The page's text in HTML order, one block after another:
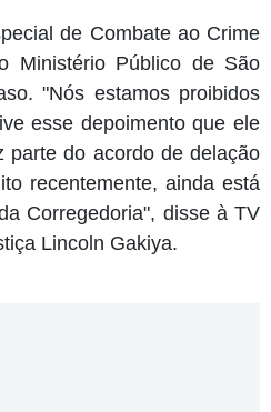
de Combate ao Crime
Ministério Público de São
"Nós estamos proibidos
esse depoimento que ele
parte do acordo de delação
recentemente, ainda está
Corregedoria", disse à TV
Lincoln Gakiya.